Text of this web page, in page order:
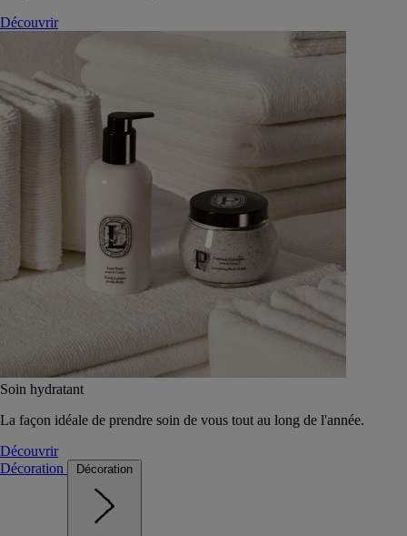
Découvrir
Soin hydratant
La façon idéale de prendre soin de vous tout au long de l'année.
Découvrir
Décoration
Décoration